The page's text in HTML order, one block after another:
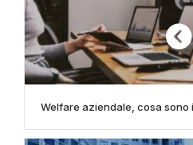
Welfare aziendale, cosa sono